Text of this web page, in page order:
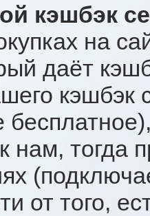
кэшбэк
на
даёт
кэшбэк
нам, тогда
от того,